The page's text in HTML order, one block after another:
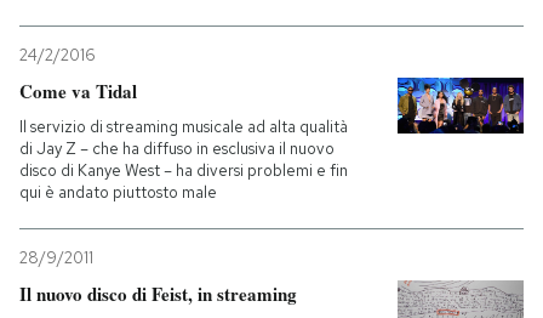
PODCAST
NEWSLETTER
I MIEI PREFERITI
24/2/2016
Come va Tidal
Il servizio di streaming musicale ad alta qualità
di Jay Z – che ha diffuso in esclusiva il nuovo
disco di Kanye West – ha diversi problemi e fin
qui è andato piuttosto male
28/9/2011
Il nuovo disco di Feist, in streaming